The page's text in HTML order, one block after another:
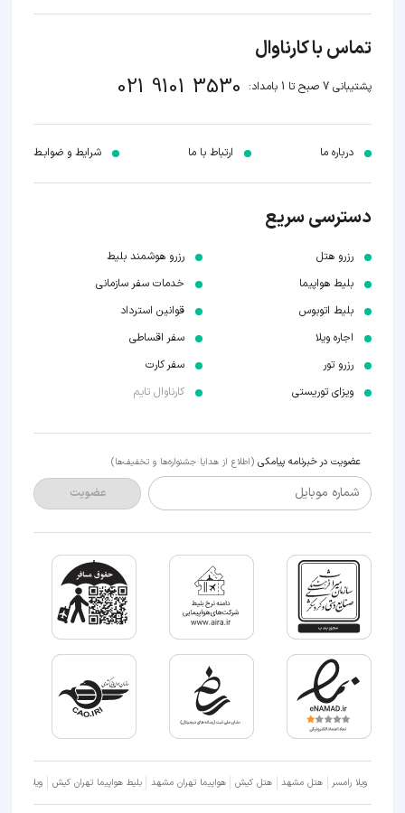
تماس با کارناوال
پشتیبانی 7 صبح تا 1 بامداد: 021 9101 3530
درباره ما ارتباط با ما شرایط و ضوابـط
دسترسی سریع
رزرو هتل
بلیط هواپیما
بلیط اتوبوس
اجاره ویلا
رزرو تور
ویزای توریستی
رزرو هوشمند بلیط
خدمات سفر سازمانی
قوانین استرداد
سفر اقساطی
سفر کارت
کارناوال تایم
عضویت در خبرنامه پیامکی (اطلاع از هدایا جشنواره‌ها و تخفیف‌ها)
شماره موبایل عضویت
ویلا رامسر هتل مشهد هتل کیش هواپیما تهران مشهد بلیط هواپیما تهران کیش ویلا شمال